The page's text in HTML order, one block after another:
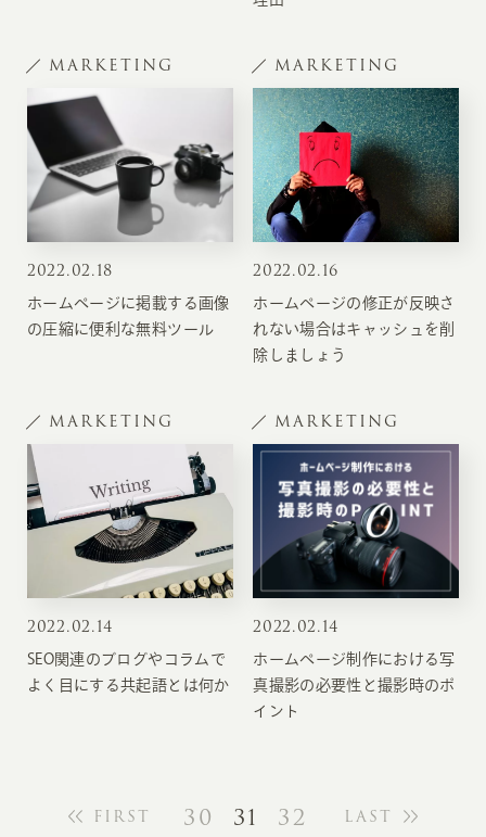
MARKETING
2022.02.18
ホームページに掲載する画像
の圧縮に便利な無料ツール
MARKETING
2022.02.16
ホームページの修正が反映さ
れない場合はキャッシュを削
除しましょう
MARKETING
2022.02.14
SEO関連のブログやコラムで
よく目にする共起語とは何か
MARKETING
2022.02.14
ホームページ制作における写
真撮影の必要性と撮影時のポ
イント
FIRST 30 31 32 LAST